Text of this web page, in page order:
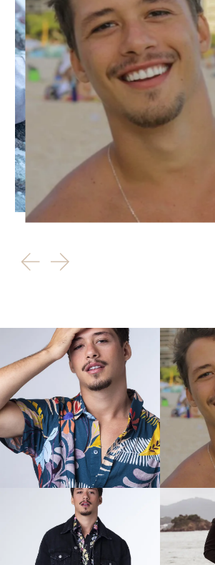
Expressão Corporal
Funk Music
Hip Hop
Street Dance
Dança de Rua
Dance (Pop)
DIRIGE||PILOTA:
Drone
Moto (Freestyle)
Ônibus
Caminhão
Carros de Corrida
Triciclo
Caminhonete
Cavalo
Barco
Carreta/Bitrem
Charrete
Micro-onibus
ESPORTE:
Badmington
Bike Speed
Bodyboard
Caça Esportiva